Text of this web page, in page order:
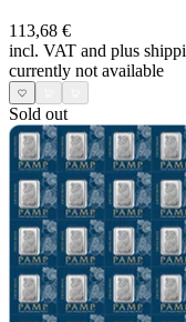
113,68 €
incl. VAT and plus
currently not available
Sold out